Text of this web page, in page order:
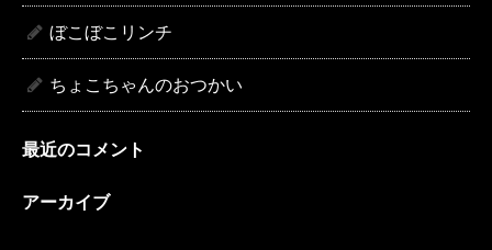
ぼこぼこリンチ
ちょこちゃんのおつかい
最近のコメント
アーカイブ